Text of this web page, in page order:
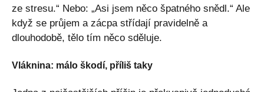
ze stresu.“ Nebo: „Asi jsem něco špatného snědl.“ Ale
když se průjem a zácpa střídají pravidelně a
dlouhodobě, tělo tím něco sděluje.
Vláknina: málo škodí, příliš taky